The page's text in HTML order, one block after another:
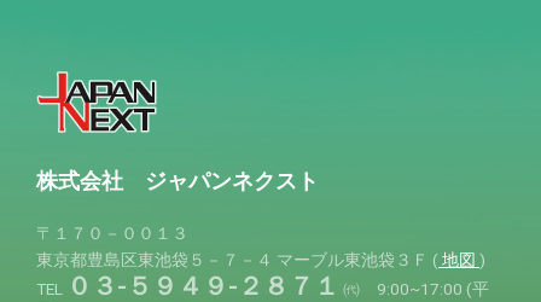
株式会社 ジャパンネクスト
〒１７０－００１３
東京都豊島区東池袋５－７－４ マーブル東池袋３Ｆ ( 地図 )
TEL
０３-５９４９-２８７１ ㈹ 9:00~17:00 (平